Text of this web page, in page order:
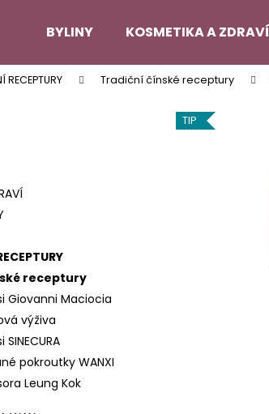
BYLINY KOSMETIKA A ZDRAVÍ
RECEPTURY Tradiční čínské receptury
receptury
Giovanni Maciocia
výživa
pokroutky WANXI
Leung Kok
TIP
Co